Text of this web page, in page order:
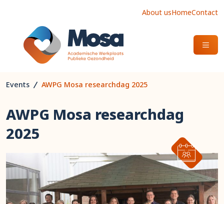
About usHomeContact
OPEN
Events AWPG Mosa researchdag 2025
AWPG Mosa researchdag
2025